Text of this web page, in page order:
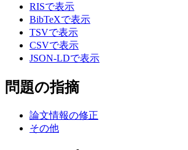
RISで表示
BibTeXで表示
TSVで表示
CSVで表示
JSON-LDで表示
問題の指摘
論文情報の修正
その他